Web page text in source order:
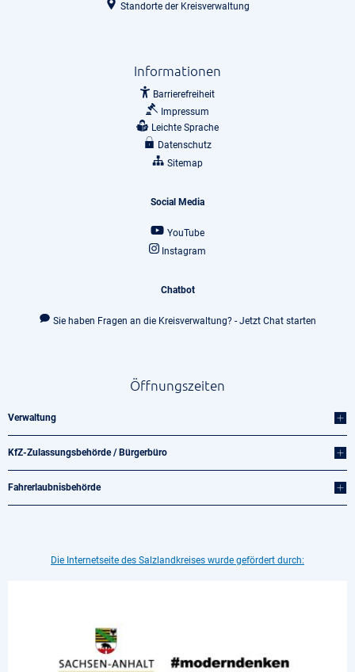
Standorte der Kreisverwaltung
Informationen
Barrierefreiheit
Impressum
Leichte Sprache
Datenschutz
Sitemap
Social Media
YouTube
Instagram
Chatbot
Sie haben Fragen an die Kreisverwaltung? - Jetzt Chat starten
Öffnungszeiten
Verwaltung
KfZ-Zulassungsbehörde / Bürgerbüro
Fahrerlaubnisbehörde
Die Internetseite des Salzlandkreises wurde gefördert durch: